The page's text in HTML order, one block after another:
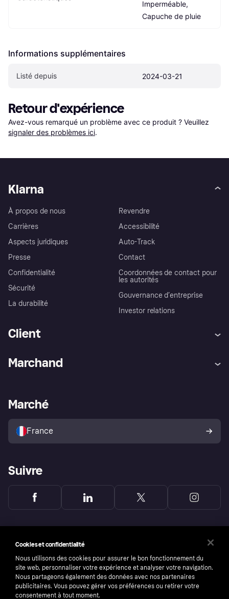
Imperméable,
Capuche de pluie
Informations supplémentaires
Listé depuis 2024-03-21
Retour d'expérience
Avez-vous remarqué un problème avec ce produit ? Veuillez
signaler des problèmes ici.
Klarna
À propos de nous
Carrières
Aspects juridiques
Presse
Confidentialité
Sécurité
La durabilité
Revendre
Accessibilité
Auto-Track
Contact
Coordonnées de contact pour
les autorités
Gouvernance d’entreprise
Investor relations
Client
Explorez les magasins
Politique de protection de
l’acheteur Klarna
Marchand
Portail Marchand
Marché
France
Suivre
Cookies et confidentialité
Nous utilisons des cookies pour assurer le bon fonctionnement du
site web, personnaliser votre expérience et analyser votre navigation.
Nous partageons également des données avec nos partenaires
publicitaires. Vous pouvez gérer vos préférences ou retirer votre
consentement à tout moment.